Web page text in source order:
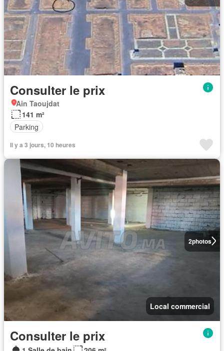
Consulter le prix
Ain Taoujdat
141 m²
Parking
Il y a 3 jours, 10 heures
2photos
Local commercial
Consulter le prix